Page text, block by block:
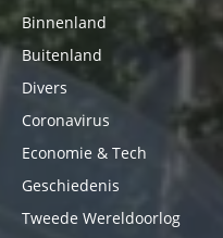
Binnenland
Buitenland
Divers
Coronavirus
Economie & Tech
Geschiedenis
Tweede Wereldoorlog